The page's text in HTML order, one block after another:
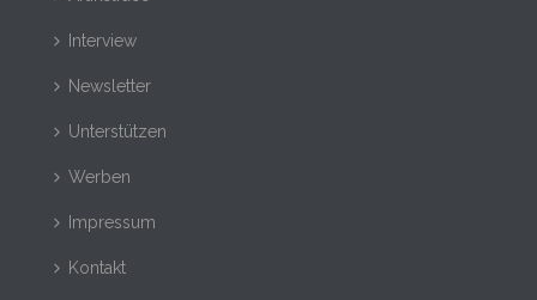
Interview
Newsletter
Unterstützen
Werben
Impressum
Kontakt